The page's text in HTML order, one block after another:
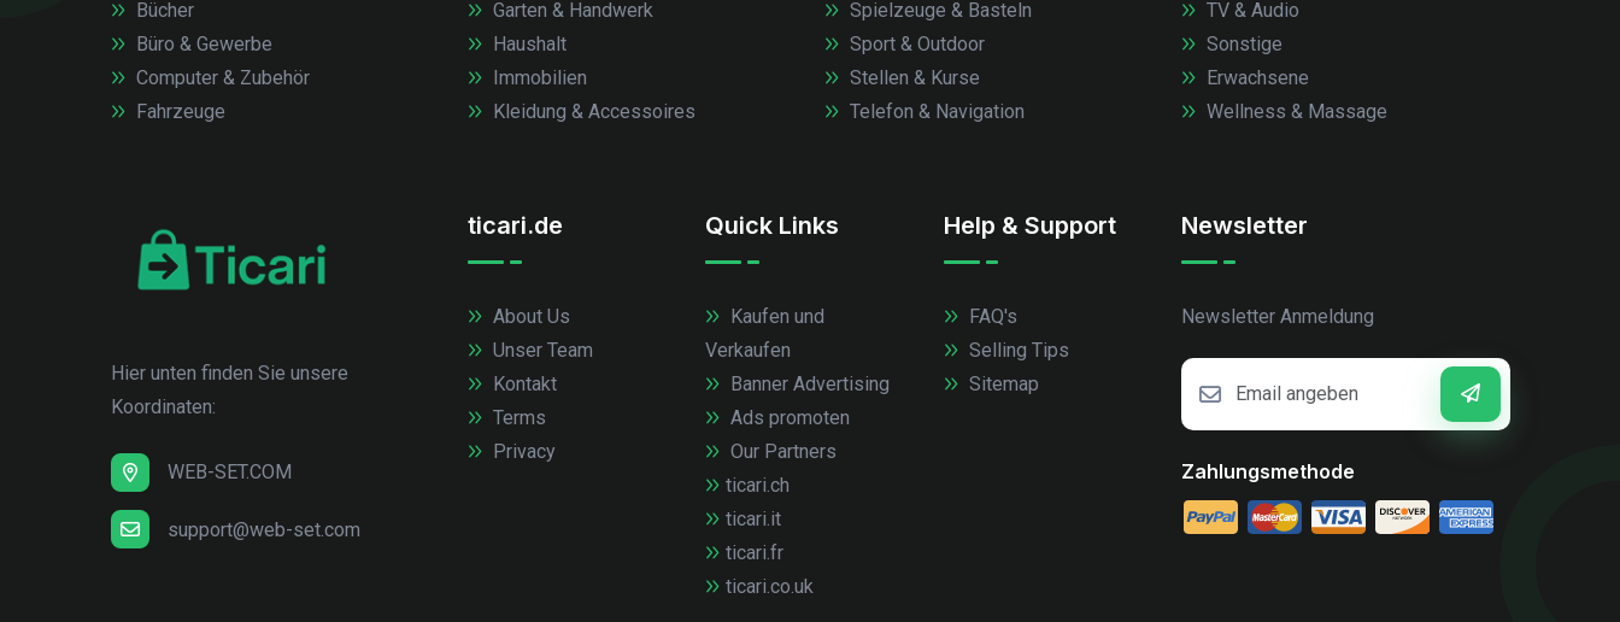
Bücher
Büro & Gewerbe
Computer & Zubehör
Fahrzeuge
Garten & Handwerk
Haushalt
Immobilien
Kleidung & Accessoires
Spielzeuge & Basteln
Sport & Outdoor
Stellen & Kurse
Telefon & Navigation
TV & Audio
Sonstige
Erwachsene
Wellness & Massage
Hier unten finden Sie unsere
Koordinaten:
WEB-SET.COM
support@web-set.com
ticari.de
About Us
Unser Team
Kontakt
Terms
Privacy
Quick Links
Kaufen und
Verkaufen
Banner Advertising
Ads promoten
Our Partners
ticari.ch
ticari.it
ticari.fr
ticari.co.uk
Help & Support
FAQ's
Selling Tips
Sitemap
Newsletter
Newsletter Anmeldung
Zahlungsmethode